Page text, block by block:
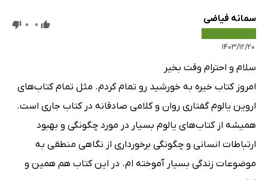
سمانه فیاضی
۱۴۰۳/۱۲/۲۰
0
0
سلام و احترام وقت بخیر
امروز کتاب خیره به خورشید رو تمام کردم. مثل تمام کتاب‌های
اروین یالوم گفتاری روان و کلامی صادقانه در کتاب جاری است.
همیشه از کتاب‌های یالوم بسیار در مورد چگونگی و بهبود
ارتباطات انسانی و چگونگی برخورداری از نگاهی منطقی به
موضوعات زندگی بسیار آموخته ام. در این کتاب هم همین و